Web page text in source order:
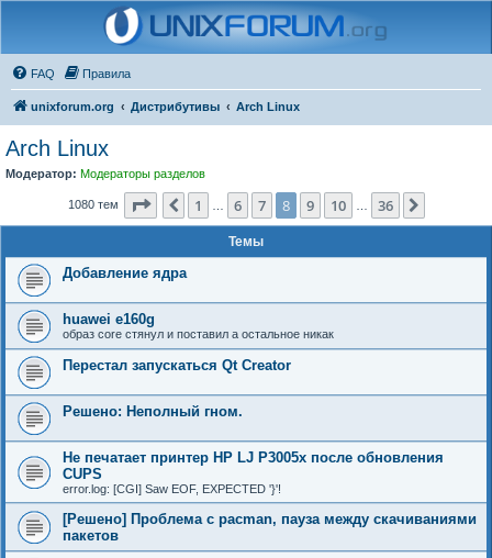
FAQ Правила
unixforum.org Дистрибутивы Arch Linux
Arch Linux
Модератор: Модераторы разделов
1080 тем Страница из 36
Пред.
1 6 7 8 9 10 36
Темы
Добавление ядра
huawei e160g
образ core стянул и поставил а остальное никак
Перестал запускаться Qt Creator
Решено: Неполный гном.
Не печатает принтер HP LJ P3005x после обновления
CUPS
error.log: [CGI] Saw EOF, EXPECTED '}'!
[Решено] Проблема с pacman, пауза между скачиваниями
пакетов